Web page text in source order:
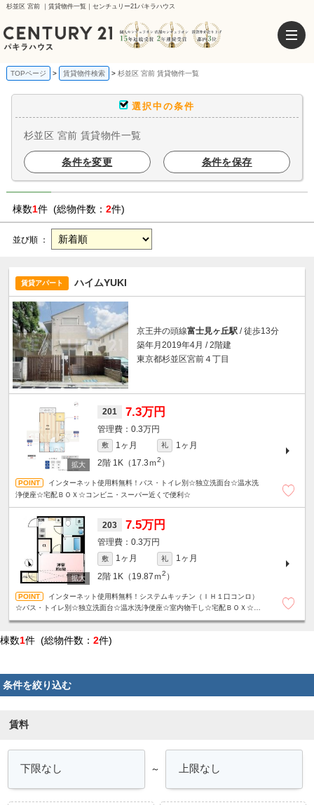
杉並区 宮前 ｜賃貸物件一覧｜センチュリー21パキラハウス
TOPページ 賃貸物件検索 杉並区 宮前 賃貸物件一覧
選択中の条件
杉並区 宮前 賃貸物件一覧
条件を変更 条件を保存
棟数1件 (総物件数： 2件)
並び順 ：
賃貸アパート ハイムYUKI
京王井の頭線富士見ヶ丘駅 / 徒歩13分
築年月2019年4月 / 2階建
東京都杉並区宮前４丁目
201 7.3万円
0.3万円
敷 1ヶ月 礼
1ヶ月
2階 1K（17.3ｍ2 ）
インターネット使用料無料！バス・トイレ別☆独立洗面台☆温水洗
浄便座☆宅配ＢＯＸ☆コンビニ・スーパー近くで便利☆
203 7.5万円
0.3万円
敷 1ヶ月 礼
1ヶ月
2階 1K（19.87ｍ2 ）
インターネット使用料無料！システムキッチン（ＩＨ１口コンロ）
☆バス・トイレ別☆独立洗面台☆温水洗浄便座☆室内物干し☆宅配ＢＯＸ☆コ
棟数1件 (総物件数： 2件)
条件を絞り込む
賃料
～